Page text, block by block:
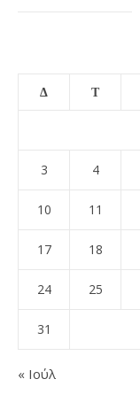
Δ Τ
3 4
10 11
17 18
24 25
31
« Ιούλ